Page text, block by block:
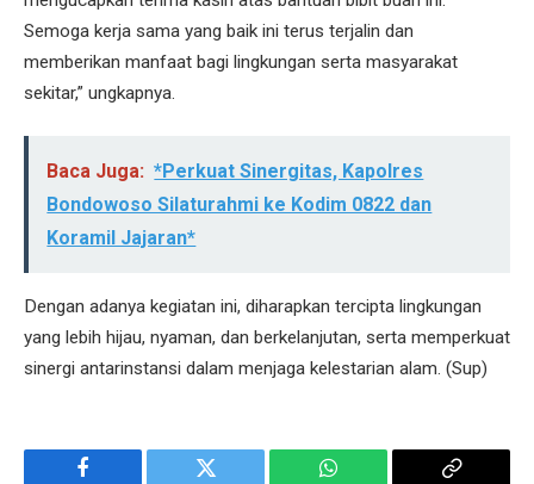
Semoga kerja sama yang baik ini terus terjalin dan
memberikan manfaat bagi lingkungan serta masyarakat
sekitar,” ungkapnya.
Baca Juga: *Perkuat Sinergitas, Kapolres
Bondowoso Silaturahmi ke Kodim 0822 dan
Koramil Jajaran*
Dengan adanya kegiatan ini, diharapkan tercipta lingkungan
yang lebih hijau, nyaman, dan berkelanjutan, serta memperkuat
sinergi antarinstansi dalam menjaga kelestarian alam. (Sup)